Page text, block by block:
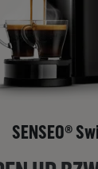
SENSEO®